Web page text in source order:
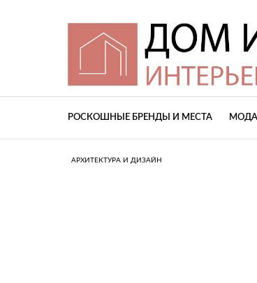
РОСКОШНЫЕ БРЕНДЫ И МЕСТА
АРХИТЕКТУРА И ДИЗАЙН